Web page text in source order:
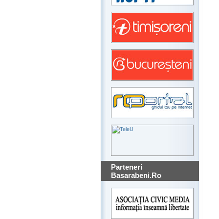
Parteneri
Basarabeni.Ro